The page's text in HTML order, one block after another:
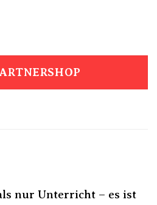
nur Unterricht – es ist